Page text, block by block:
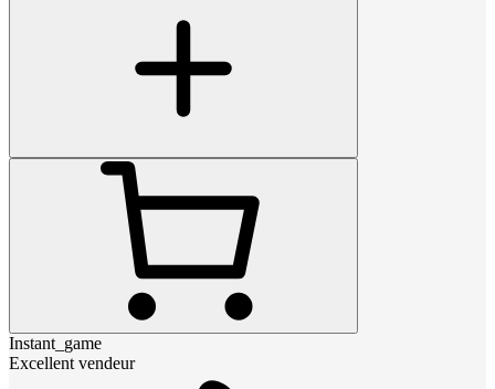
Instant_game
Excellent vendeur